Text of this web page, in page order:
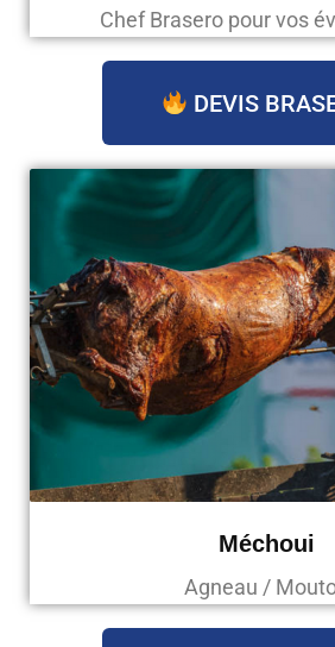
Chef Brasero pour vos
DEVIS
Méchoui
Agneau /